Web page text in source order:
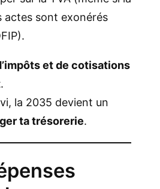
actes sont exonérés
et de cotisations
.
la 2035 devient un
ta trésorerie.